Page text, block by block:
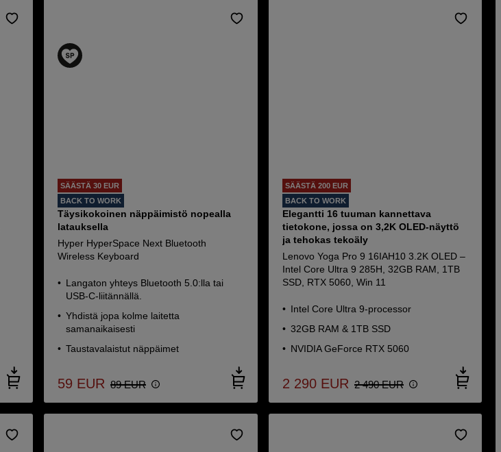
SÄÄSTÄ 30 EUR
BACK TO WORK
Täysikokoinen näppäimistö nopealla
latauksella
Hyper HyperSpace Next Bluetooth
Wireless Keyboard
Langaton yhteys Bluetooth 5.0:lla tai
USB-C-liitännällä.
Yhdistä jopa kolme laitetta
samanaikaisesti
Taustavalaistut näppäimet
59 EUR 89 EUR
SÄÄSTÄ 200 EUR
BACK TO WORK
Elegantti 16 tuuman kannettava
tietokone, jossa on 3,2K OLED-näyttö
ja tehokas tekoäly
Lenovo Yoga Pro 9 16IAH10 3.2K OLED –
Intel Core Ultra 9 285H, 32GB RAM, 1TB
SSD, RTX 5060, Win 11
Intel Core Ultra 9-processor
32GB RAM & 1TB SSD
NVIDIA GeForce RTX 5060
2 290 EUR 2 490 EUR